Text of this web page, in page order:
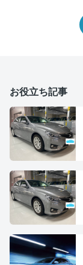
お役立ち記事